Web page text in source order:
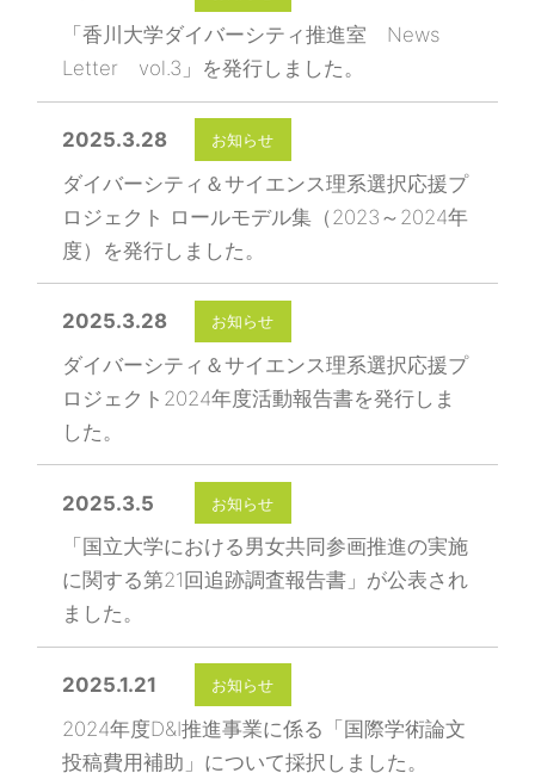
「香川大学ダイバーシティ推進室 News
Letter vol.3」を発行しました。
2025.3.28 お知らせ
ダイバーシティ＆サイエンス理系選択応援プ
ロジェクト ロールモデル集（2023～2024年
度）を発行しました。
2025.3.28 お知らせ
ダイバーシティ＆サイエンス理系選択応援プ
ロジェクト2024年度活動報告書を発行しま
した。
2025.3.5 お知らせ
「国立大学における男女共同参画推進の実施
に関する第21回追跡調査報告書」が公表され
ました。
2025.1.21 お知らせ
2024年度D&I推進事業に係る「国際学術論文
投稿費用補助」について採択しました。